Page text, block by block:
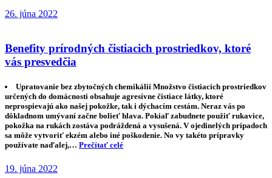
26. júna 2022
Benefity prírodných čistiacich prostriedkov, ktoré
vás presvedčia
Upratovanie bez zbytočných chemikálií Množstvo čistiacich prostriedkov
určených do domácnosti obsahuje agresívne čistiace látky, ktoré
neprospievajú ako našej pokožke, tak i dýchacím cestám. Neraz vás po
dôkladnom umývaní začne bolieť hlava. Pokiaľ zabudnete použiť rukavice,
pokožka na rukách zostáva podráždená a vysušená. V ojedinelých prípadoch
sa môže vytvoriť ekzém alebo iné poškodenie. No vy takéto prípravky
používate naďalej,… Prečítať celé
19. júna 2022